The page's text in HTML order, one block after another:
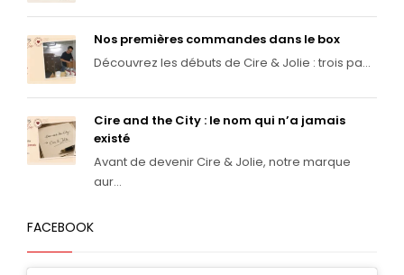
Nos premières commandes dans le box
Découvrez les débuts de Cire & Jolie : trois pa...
Cire and the City : le nom qui n’a jamais
existé
Avant de devenir Cire & Jolie, notre marque
aur...
FACEBOOK